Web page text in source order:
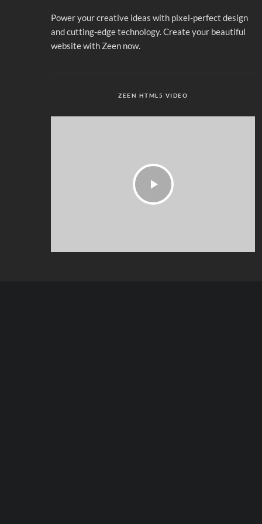
Power your creative ideas with pixel-perfect design
and cutting-edge technology. Create your beautiful
website with Zeen now.
ZEEN HTML5 VIDEO